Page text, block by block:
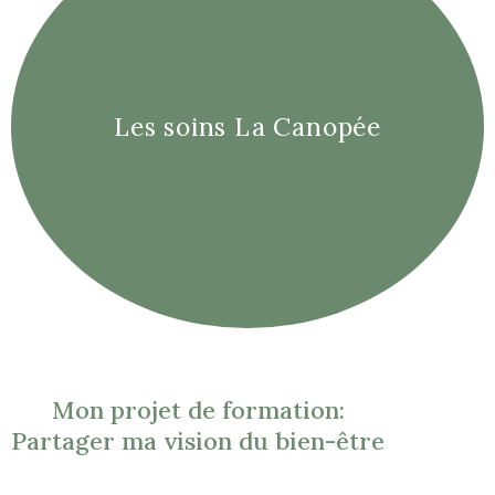
Les soins La Canopée
Canopée. Leurs produits bons pour la peau et
l'environnement, sont fabriqués en France, et labellisés
Mon projet de formation:
Partager ma vision du bien-être